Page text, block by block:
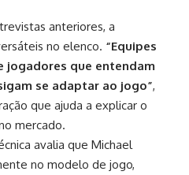
anteriores, a
no elenco. “Equipes
jogadores que entendam
se adaptar ao jogo”,
que ajuda a explicar o
mercado.
avalia que Michael
no modelo de jogo,